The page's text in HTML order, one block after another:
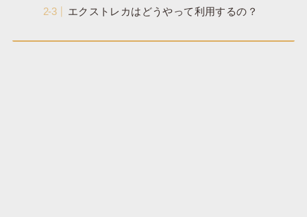
エクストレカはどうやって利用するの？